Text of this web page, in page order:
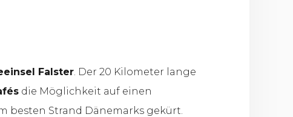
Falster. Der 20 Kilometer lange
die Möglichkeit auf einen
besten Strand Dänemarks gekürt.